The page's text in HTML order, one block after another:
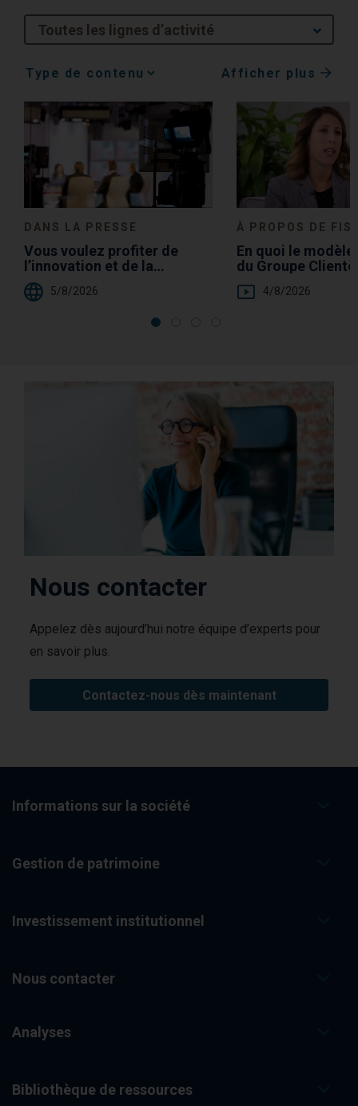
Toutes les lignes d’activité
Media
Choice
Afficher plus
DANS LA PRESSE
Vous voulez profiter de
l’innovation et de la
croissance ? Investissez en
actions5/8/2026
À PROPOS DE
En quoi le
du Groupe
de Fisher
un avantage pour
4/8/2026
Nous contacter
Appelez dès aujourd’hui notre équipe d’experts pour
en savoir plus.
Contactez-nous dès maintenant
Informations sur la société
Gestion de patrimoine
Investissement institutionnel
Nous contacter
Analyses
Bibliothèque de ressources